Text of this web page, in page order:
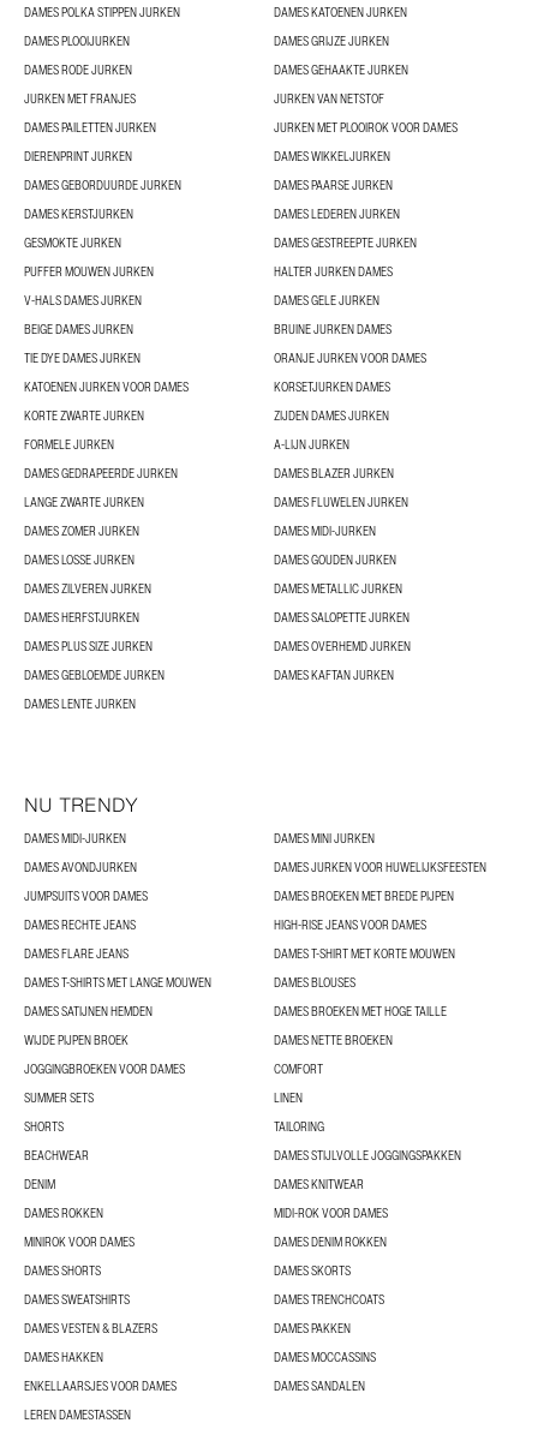
DAMES POLKA STIPPEN JURKEN
DAMES KATOENEN JURKEN
DAMES PLOOIJURKEN
DAMES GRIJZE JURKEN
DAMES RODE JURKEN
DAMES GEHAAKTE JURKEN
JURKEN MET FRANJES
JURKEN VAN NETSTOF
DAMES PAILETTEN JURKEN
JURKEN MET PLOOIROK VOOR DAMES
DIERENPRINT JURKEN
DAMES WIKKELJURKEN
DAMES GEBORDUURDE JURKEN
DAMES PAARSE JURKEN
DAMES KERSTJURKEN
DAMES LEDEREN JURKEN
GESMOKTE JURKEN
DAMES GESTREEPTE JURKEN
PUFFER MOUWEN JURKEN
HALTER JURKEN DAMES
V-HALS DAMES JURKEN
DAMES GELE JURKEN
BEIGE DAMES JURKEN
BRUINE JURKEN DAMES
TIE DYE DAMES JURKEN
ORANJE JURKEN VOOR DAMES
KATOENEN JURKEN VOOR DAMES
KORSETJURKEN DAMES
KORTE ZWARTE JURKEN
ZIJDEN DAMES JURKEN
FORMELE JURKEN
A-LIJN JURKEN
DAMES GEDRAPEERDE JURKEN
DAMES BLAZER JURKEN
LANGE ZWARTE JURKEN
DAMES FLUWELEN JURKEN
DAMES ZOMER JURKEN
DAMES MIDI-JURKEN
DAMES LOSSE JURKEN
DAMES GOUDEN JURKEN
DAMES ZILVEREN JURKEN
DAMES METALLIC JURKEN
DAMES HERFSTJURKEN
DAMES SALOPETTE JURKEN
DAMES PLUS SIZE JURKEN
DAMES OVERHEMD JURKEN
DAMES GEBLOEMDE JURKEN
DAMES KAFTAN JURKEN
DAMES LENTE JURKEN
NU TRENDY
DAMES MIDI-JURKEN
DAMES MINI JURKEN
DAMES AVONDJURKEN
DAMES JURKEN VOOR HUWELIJKSFEESTEN
JUMPSUITS VOOR DAMES
DAMES BROEKEN MET BREDE PIJPEN
DAMES RECHTE JEANS
HIGH-RISE JEANS VOOR DAMES
DAMES FLARE JEANS
DAMES T-SHIRT MET KORTE MOUWEN
DAMES T-SHIRTS MET LANGE MOUWEN
DAMES BLOUSES
DAMES SATIJNEN HEMDEN
DAMES BROEKEN MET HOGE TAILLE
WIJDE PIJPEN BROEK
DAMES NETTE BROEKEN
JOGGINGBROEKEN VOOR DAMES
COMFORT
SUMMER SETS
LINEN
SHORTS
TAILORING
BEACHWEAR
DAMES STIJLVOLLE JOGGINGSPAKKEN
DENIM
DAMES KNITWEAR
DAMES ROKKEN
MIDI-ROK VOOR DAMES
MINIROK VOOR DAMES
DAMES DENIM ROKKEN
DAMES SHORTS
DAMES SKORTS
DAMES SWEATSHIRTS
DAMES TRENCHCOATS
DAMES VESTEN & BLAZERS
DAMES PAKKEN
DAMES HAKKEN
DAMES MOCCASSINS
ENKELLAARSJES VOOR DAMES
DAMES SANDALEN
LEREN DAMESTASSEN